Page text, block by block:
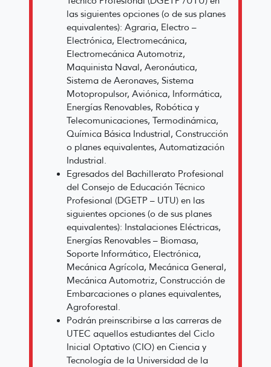
las siguientes opciones (o de sus planes
equivalentes): Agraria, Electro –
Electrónica, Electromecánica,
Electromecánica Automotriz,
Maquinista Naval, Aeronáutica,
Sistema de Aeronaves, Sistema
Motopropulsor, Aviónica, Informática,
Energías Renovables, Robótica y
Telecomunicaciones, Termodinámica,
Química Básica Industrial, Construcción
o planes equivalentes, Automatización
Industrial.
Egresados del Bachillerato Profesional
del Consejo de Educación Técnico
Profesional (DGETP – UTU) en las
siguientes opciones (o de sus planes
equivalentes): Instalaciones Eléctricas,
Energías Renovables – Biomasa,
Soporte Informático, Electrónica,
Mecánica Agrícola, Mecánica General,
Mecánica Automotriz, Construcción de
Embarcaciones o planes equivalentes,
Agroforestal.
Podrán preinscribirse a las carreras de
UTEC aquellos estudiantes del Ciclo
Inicial Optativo (CIO) en Ciencia y
Tecnología de la Universidad de la